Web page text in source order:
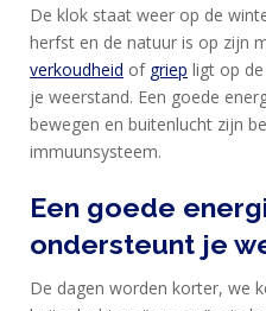
De klok staat weer op de
herfst en de natuur is op zijn
verkoudheid of griep ligt op
je weerstand. Een goede
bewegen en buitenlucht zijn
immuunsysteem.
Een goede
ondersteunt je
De dagen worden korter, we
PRODUCTEN
SPORTVOEDING
EIWITTEN
HERSTEL
SPORT
EN